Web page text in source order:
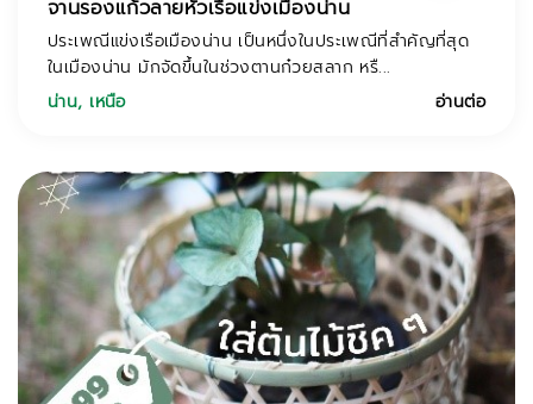
จานรองแก้วลายหัวเรือแข่งเมืองน่าน
ประเพณีแข่งเรือเมืองน่าน เป็นหนึ่งในประเพณีที่สำคัญที่สุด
ในเมืองน่าน มักจัดขึ้นในช่วงตานก๋วยสลาก หรื...
น่าน, เหนือ อ่านต่อ